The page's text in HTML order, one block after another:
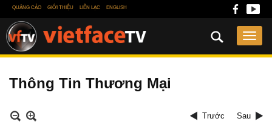
QUẢNG CÁO GIỚI THIỆU LIÊN LẠC ENGLISH
Thông Tin Thương Mại
Trước Sau